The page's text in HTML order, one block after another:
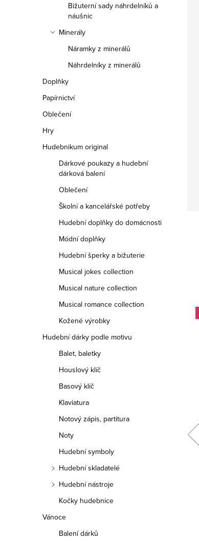
Bižuterní sady náhrdelníků a
náušnic
Minerály
Náramky z minerálů
Náhrdelníky z minerálů
Doplňky
Papírnictví
Oblečení
Hry
Hudebnikum original
Dárkové poukazy a hudební
dárková balení
Oblečení
Školní a kancelářské potřeby
Hudební doplňky do domácnosti
Módní doplňky
Hudební šperky a bižuterie
Musical jokes collection
Musical nature collection
Musical romance collection
Kožené výrobky
Hudební dárky podle motivu
Balet, baletky
Houslový klíč
Basový klíč
Klaviatura
Notový zápis, partitura
Noty
Hudební symboly
Hudební skladatelé
Hudební nástroje
Kočky hudebnice
Vánoce
Balení dárků
Dřevěná brož Elektrická kytara
299 Kč
DO KOŠÍKU